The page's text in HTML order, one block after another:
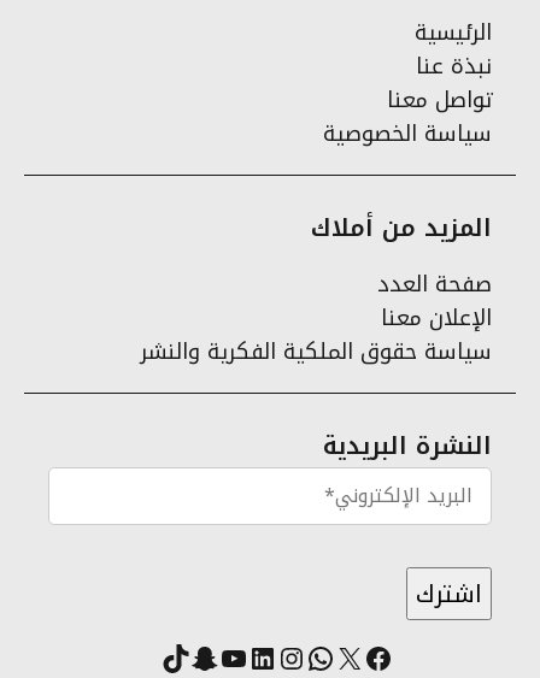
الرئيسية
نبذة عنا
تواصل معنا
سياسة الخصوصية
المزيد من أملاك
صفحة العدد
الإعلان معنا
سياسة حقوق الملكية الفكرية والنشر
النشرة البريدية
فيسبوك
X واتساب
انستقرام
لينكد إنيوتيوب
سناب شات
تيك توك